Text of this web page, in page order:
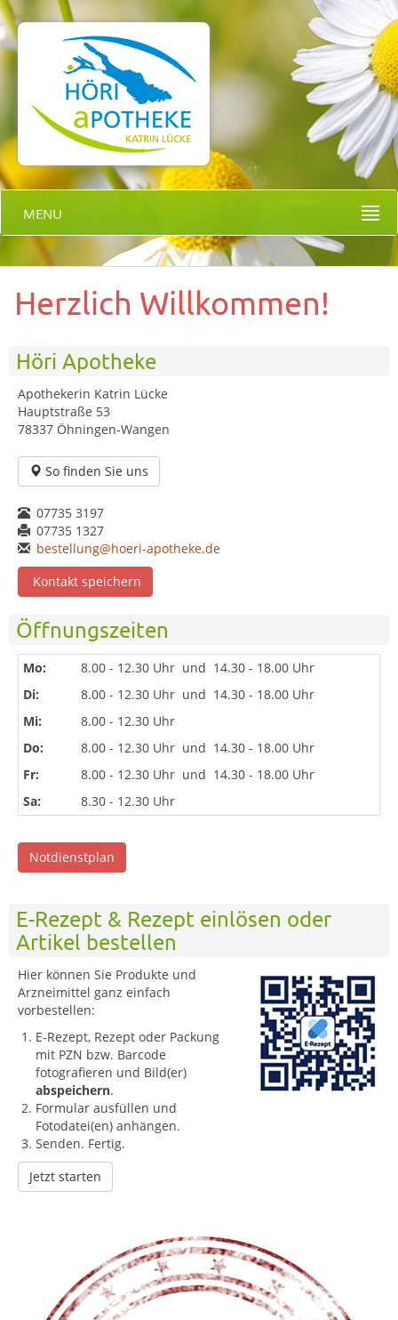
MENU
Herzlich Willkommen!
Höri Apotheke
Apothekerin Katrin Lücke
Hauptstraße 53
78337 Öhningen-Wangen
So finden Sie uns
07735 3197
07735 1327
bestellung@hoeri-apotheke.de
Kontakt speichern
Öffnungszeiten
Mo: 8.00 - 12.30 Uhr und 14.30 - 18.00 Uhr
Di:
8.00 - 12.30 Uhr und 14.30 - 18.00 Uhr
Mi:
8.00 - 12.30 Uhr
Do:
8.00 - 12.30 Uhr und 14.30 - 18.00 Uhr
Fr:
8.00 - 12.30 Uhr und 14.30 - 18.00 Uhr
Sa:
8.30 - 12.30 Uhr
Notdienstplan
E-Rezept & Rezept einlösen oder
Artikel bestellen
Hier können Sie Produkte und
Arzneimittel ganz einfach
vorbestellen:
E-Rezept, Rezept oder Packung
mit PZN bzw. Barcode
fotografieren und Bild(er)
abspeichern.
Formular ausfüllen und
Fotodatei(en) anhängen.
Senden. Fertig.
Jetzt starten